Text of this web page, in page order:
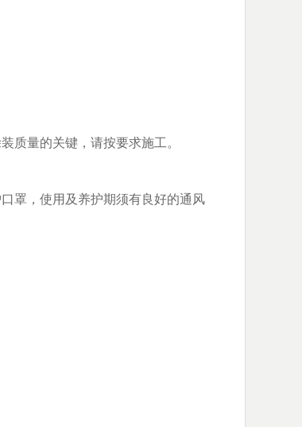
质量的关键，请按要求施工。
罩，使用及养护期须有良好的通风